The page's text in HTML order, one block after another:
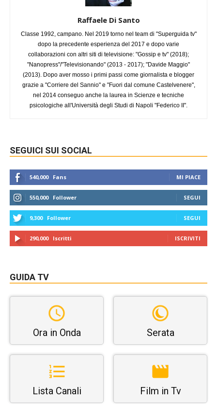
Raffaele Di Santo
Classe 1992, campano. Nel 2019 torno nel team di "Superguida tv"
dopo la precedente esperienza del 2017 e dopo varie
collaborazioni con altri siti di televisione: "Gossip e tv" (2018);
"Nanopress"/"Televisionando" (2013 - 2017); "Davide Maggio"
(2013). Dopo aver mosso i primi passi come giornalista e blogger
grazie a "Corriere del Sannio" e "Fuori dal comune Castelvenere",
nel 2014 conseguo anche la laurea in Scienze e tecniche
psicologiche all'Università degli Studi di Napoli "Federico II".
SEGUICI SUI SOCIAL
540,000 Fans MI PIACE
550,000 Follower SEGUI
9,300 Follower SEGUI
290,000 Iscritti ISCRIVITI
GUIDA TV
Ora in Onda Serata
Lista Canali Film in Tv